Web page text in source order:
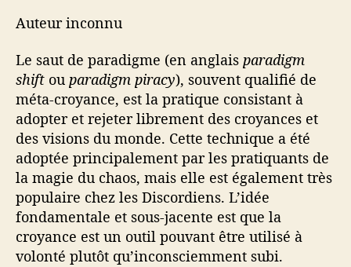
Auteur inconnu
Le saut de paradigme (en anglais paradigm
shift ou paradigm piracy), souvent qualifié de
méta-croyance, est la pratique consistant à
adopter et rejeter librement des croyances et
des visions du monde. Cette technique a été
adoptée principalement par les pratiquants de
la magie du chaos, mais elle est également très
populaire chez les Discordiens. L’idée
fondamentale et sous-jacente est que la
croyance est un outil pouvant être utilisé à
volonté plutôt qu’inconsciemment subi.